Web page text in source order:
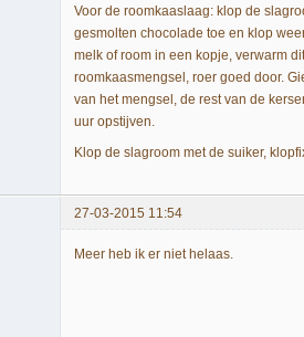
Voor de roomkaaslaag: klop de
gesmolten chocolade toe en klop
melk of room in een kopje, verwarm
roomkaasmengsel, roer goed door.
van het mengsel, de rest van de
uur opstijven.
Klop de slagroom met de suiker,
27-03-2015 11:54
Meer heb ik er niet helaas.